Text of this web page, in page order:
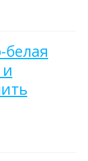
белая